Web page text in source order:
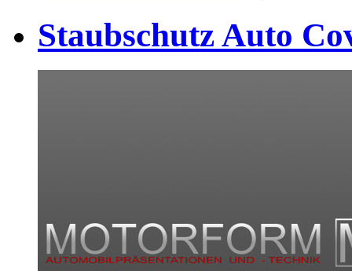
Staubschutz Auto